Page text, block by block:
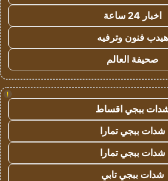
اخبار 24 ساعة
هيدب فنون وترفيه
صحيفة العالم
!
ببجي اقساط
شدات ببجي تمارا
شدات ببجي تمارا
شدات ببجي تابي